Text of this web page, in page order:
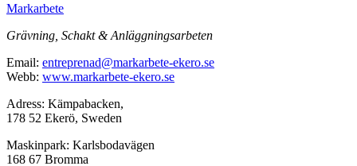
Markarbete
Grävning, Schakt & Anläggningsarbeten
Email: entreprenad@markarbete-ekero.se
Webb: www.markarbete-ekero.se
Adress: Kämpabacken,
178 52 Ekerö, Sweden
Maskinpark: Karlsbodavägen
168 67 Bromma